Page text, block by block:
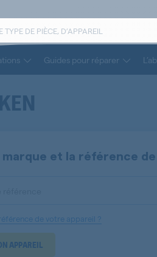
Guides pour réparer
marque et la référence
de votre appareil ?
APPAREIL